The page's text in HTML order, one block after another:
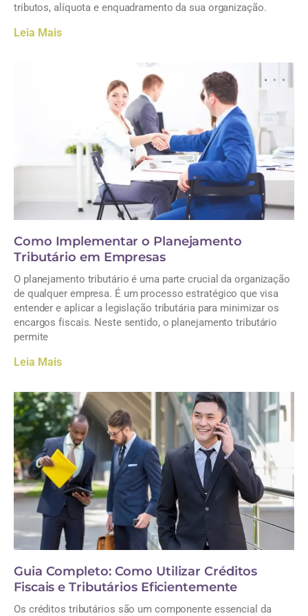
tributos, alíquota e enquadramento da sua organização.
Leia Mais
Como Implementar o Planejamento
Tributário em Empresas
O planejamento tributário é uma parte crucial da organização
de qualquer empresa. É um processo estratégico que visa
entender e aplicar a legislação tributária para minimizar os
encargos fiscais. Neste sentido, o planejamento tributário
permite
Leia Mais
Guia Completo: Como Utilizar Créditos
Fiscais e Tributários Eficientemente
Os créditos tributários são um componente essencial da